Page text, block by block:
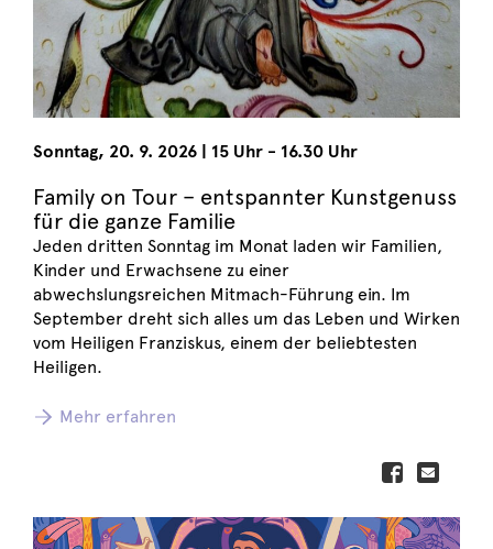
Sonntag, 20. 9. 2026 | 15 Uhr - 16.30 Uhr
Family on Tour – entspannter Kunstgenuss
für die ganze Familie
Jeden dritten Sonntag im Monat laden wir Familien,
Kinder und Erwachsene zu einer
abwechslungsreichen Mitmach-Führung ein. Im
September dreht sich alles um das Leben und Wirken
vom Heiligen Franziskus, einem der beliebtesten
Heiligen.
Mehr erfahren